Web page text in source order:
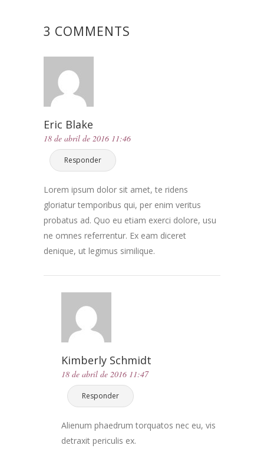
3 COMMENTS
Eric Blake
18 de abril de 2016 11:46
Responder
Lorem ipsum dolor sit amet, te ridens
gloriatur temporibus qui, per enim veritus
probatus ad. Quo eu etiam exerci dolore, usu
ne omnes referrentur. Ex eam diceret
denique, ut legimus similique.
Kimberly Schmidt
18 de abril de 2016 11:47
Responder
Alienum phaedrum torquatos nec eu, vis
detraxit periculis ex.